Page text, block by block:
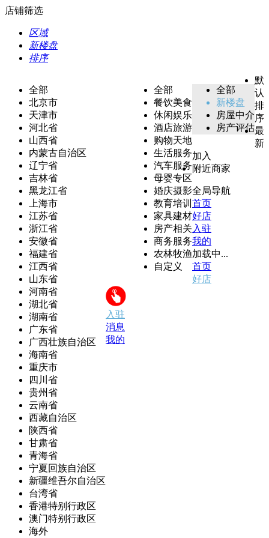
店铺筛选
区域
新楼盘
排序
全部
北京市
天津市
河北省
山西省
内蒙古自治区
辽宁省
吉林省
黑龙江省
上海市
江苏省
浙江省
安徽省
福建省
江西省
山东省
河南省
湖北省
湖南省
广东省
广西壮族自治区
海南省
重庆市
四川省
贵州省
云南省
西藏自治区
陕西省
甘肃省
青海省
宁夏回族自治区
新疆维吾尔自治区
台湾省
香港特别行政区
澳门特别行政区
海外
全部
餐饮美食
休闲娱乐
酒店旅游
购物天地
生活服务
汽车服务
母婴专区
婚庆摄影
教育培训
家具建材
房产相关
商务服务
农林牧渔
自定义
全部
新楼盘
房屋中介
房产评估
默
认
排
序
最
新
加入
附近商家
全局导航
首页
好店
入驻
我的
加载中...
首页
好店
入驻
消息
我的